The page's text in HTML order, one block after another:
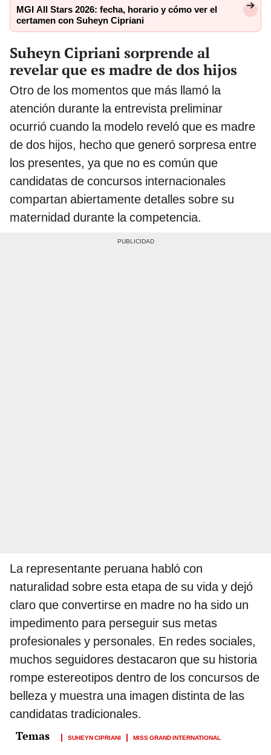
MGI All Stars 2026: fecha, horario y cómo ver el
certamen con Suheyn Cipriani
Suheyn Cipriani sorprende al
revelar que es madre de dos hijos
Otro de los momentos que más llamó la
atención durante la entrevista preliminar
ocurrió cuando la modelo reveló que es madre
de dos hijos, hecho que generó sorpresa entre
los presentes, ya que no es común que
candidatas de concursos internacionales
compartan abiertamente detalles sobre su
maternidad durante la competencia.
La representante peruana habló con
naturalidad sobre esta etapa de su vida y dejó
claro que convertirse en madre no ha sido un
impedimento para perseguir sus metas
profesionales y personales. En redes sociales,
muchos seguidores destacaron que su historia
rompe estereotipos dentro de los concursos de
belleza y muestra una imagen distinta de las
candidatas tradicionales.
SUHEYN CIPRIANI MISS GRAND INTERNATIONAL